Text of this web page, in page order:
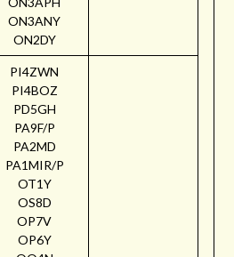
ON3ANY
ON2DY
PI4ZWN
PI4BOZ
PD5GH
PA9F/P
PA2MD
PA1MIR/P
OT1Y
OS8D
OP7V
OP6Y